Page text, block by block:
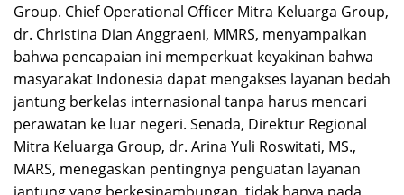
Group. Chief Operational Officer Mitra Keluarga Group,
dr. Christina Dian Anggraeni, MMRS, menyampaikan
bahwa pencapaian ini memperkuat keyakinan bahwa
masyarakat Indonesia dapat mengakses layanan bedah
jantung berkelas internasional tanpa harus mencari
perawatan ke luar negeri. Senada, Direktur Regional
Mitra Keluarga Group, dr. Arina Yuli Roswitati, MS.,
MARS, menegaskan pentingnya penguatan layanan